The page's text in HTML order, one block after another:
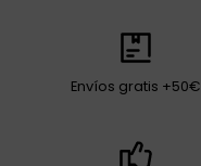
Envíos gratis +50€